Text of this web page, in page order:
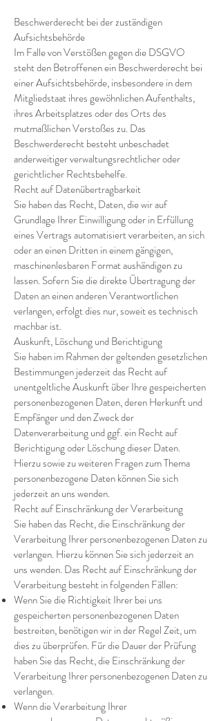
Beschwerderecht bei der zuständigen
Aufsichtsbehörde
Im Falle von Verstößen gegen die DSGVO
steht den Betroffenen ein Beschwerderecht bei
einer Aufsichtsbehörde, insbesondere in dem
Mitgliedstaat ihres gewöhnlichen Aufenthalts,
ihres Arbeitsplatzes oder des Orts des
mutmaßlichen Verstoßes zu. Das
Beschwerderecht besteht unbeschadet
anderweitiger verwaltungsrechtlicher oder
gerichtlicher Rechtsbehelfe.
Recht auf Datenübertragbarkeit
Sie haben das Recht, Daten, die wir auf
Grundlage Ihrer Einwilligung oder in Erfüllung
eines Vertrags automatisiert verarbeiten, an sich
oder an einen Dritten in einem gängigen,
maschinenlesbaren Format aushändigen zu
lassen. Sofern Sie die direkte Übertragung der
Daten an einen anderen Verantwortlichen
verlangen, erfolgt dies nur, soweit es technisch
machbar ist.
Auskunft, Löschung und Berichtigung
Sie haben im Rahmen der geltenden gesetzlichen
Bestimmungen jederzeit das Recht auf
unentgeltliche Auskunft über Ihre gespeicherten
personenbezogenen Daten, deren Herkunft und
Empfänger und den Zweck der
Datenverarbeitung und ggf. ein Recht auf
Berichtigung oder Löschung dieser Daten.
Hierzu sowie zu weiteren Fragen zum Thema
personenbezogene Daten können Sie sich
jederzeit an uns wenden.
Recht auf Einschränkung der Verarbeitung
Sie haben das Recht, die Einschränkung der
Verarbeitung Ihrer personenbezogenen Daten zu
verlangen. Hierzu können Sie sich jederzeit an
uns wenden. Das Recht auf Einschränkung der
Verarbeitung besteht in folgenden Fällen:
Wenn Sie die Richtigkeit Ihrer bei uns
gespeicherten personenbezogenen Daten
bestreiten, benötigen wir in der Regel Zeit, um
dies zu überprüfen. Für die Dauer der Prüfung
haben Sie das Recht, die Einschränkung der
Verarbeitung Ihrer personenbezogenen Daten zu
verlangen.
Wenn die Verarbeitung Ihrer